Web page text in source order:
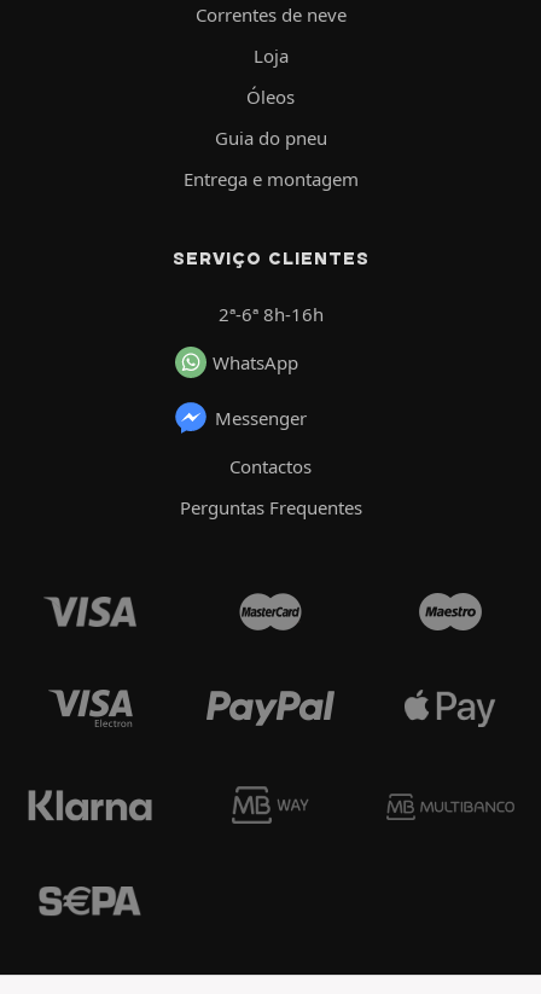
Correntes de neve
Loja
Óleos
Guia do pneu
Entrega e montagem
SERVIÇO CLIENTES
2ª-6ª 8h-16h
WhatsApp
Messenger
Contactos
Perguntas Frequentes